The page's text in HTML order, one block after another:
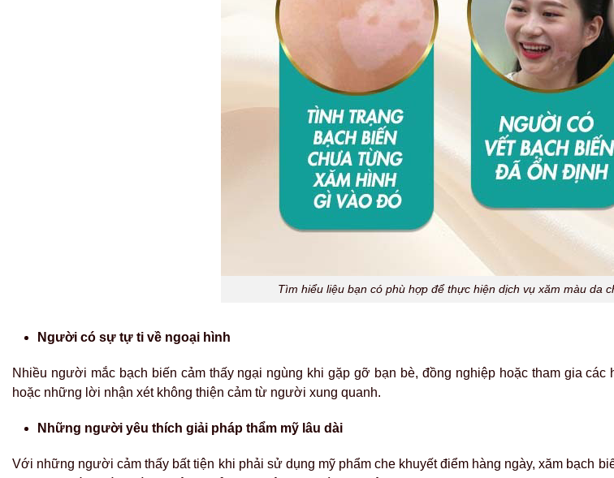
Tìm hiểu liệu bạn có phù hợp để thực hiện dịch vụ xăm màu da
Người có sự tự ti về ngoại hình
Nhiều người mắc bạch biến cảm thấy ngại ngùng khi gặp gỡ bạn bè, đồng nghiệp hoặc tham gia các
hoặc những lời nhận xét không thiện cảm từ người xung quanh.
Những người yêu thích giải pháp thẩm mỹ lâu dài
Với những người cảm thấy bất tiện khi phải sử dụng mỹ phẩm che khuyết điểm hàng ngày, xăm bạch